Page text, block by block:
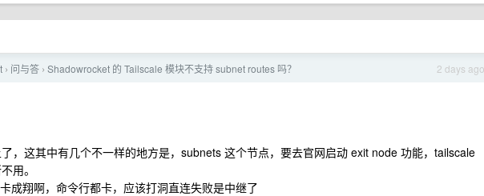
2 days ago
› 问与答 › Shadowrocket 的 Tailscale 模块不支持 subnet routes 吗？
，这其中有几个不一样的地方是，subnets 这个节点，要去官网启动 exit node 功能，tailscale
用。
成翔啊，命令行都卡，应该打洞直连失败是中继了